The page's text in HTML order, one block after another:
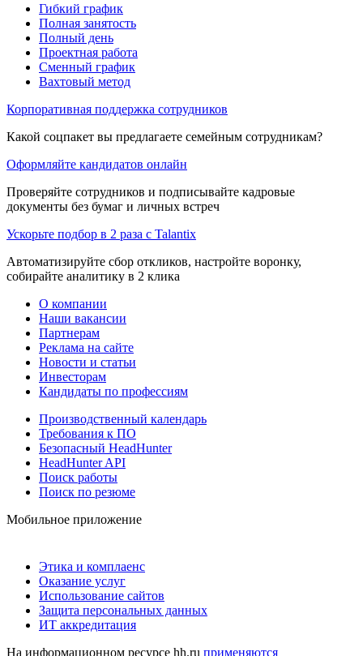
Гибкий график
Полная занятость
Полный день
Проектная работа
Сменный график
Вахтовый метод
Корпоративная поддержка сотрудников
Какой соцпакет вы предлагаете семейным сотрудникам?
Оформляйте кандидатов онлайн
Проверяйте сотрудников и подписывайте кадровые
документы без бумаг и личных встреч
Ускорьте подбор в 2 раза с Talantix
Автоматизируйте сбор откликов, настройте воронку,
собирайте аналитику в 2 клика
О компании
Наши вакансии
Партнерам
Реклама на сайте
Новости и статьи
Инвесторам
Кандидаты по профессиям
Производственный календарь
Требования к ПО
Безопасный HeadHunter
HeadHunter API
Поиск работы
Поиск по резюме
Мобильное приложение
Этика и комплаенс
Оказание услуг
Использование сайтов
Защита персональных данных
ИТ аккредитация
На информационном ресурсе hh.ru применяются